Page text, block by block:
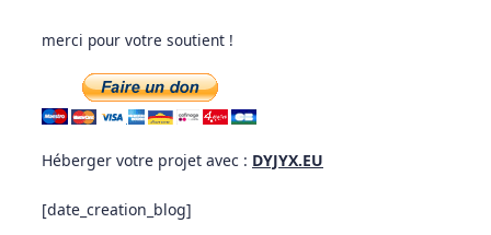
merci pour votre soutient !
Héberger votre projet avec : DYJYX.EU
[date_creation_blog]